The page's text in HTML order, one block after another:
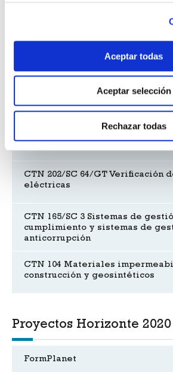
Aceptar todas
Aceptar selección
Rechazar todas
Reuniones de comités
CTN 38 Metales ligeros y sus
CTN 202/SC 64/GT Verificación
eléctricas
CTN 165/SC 3 Sistemas de
cumplimiento y sistemas de
anticorrupción
CTN 104 Materiales
construcción y geosintéticos
Proyectos Horizonte 2020
FormPlanet